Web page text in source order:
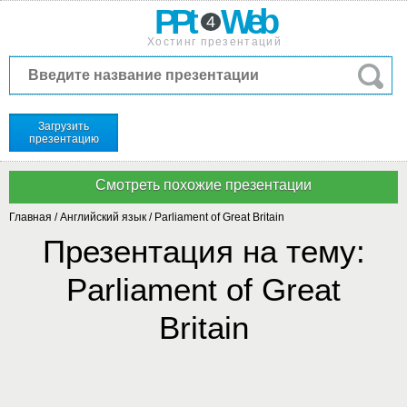
PPt 4 Web
Хостинг презентаций
Загрузить
презентацию
Главная /Английский язык / Parliament of Great Britain
Презентация на тему:
Parliament of Great
Britain